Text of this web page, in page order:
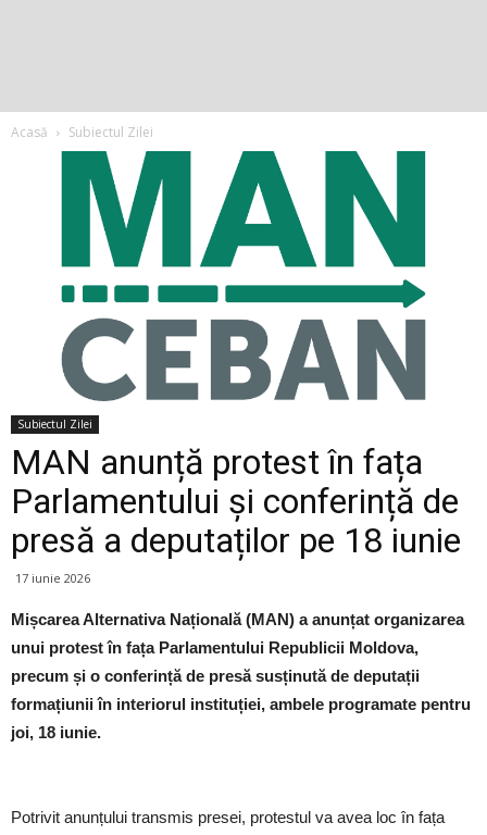
Acasă Subiectul Zilei
Subiectul Zilei
MAN anunță protest în fața
Parlamentului și conferință de
presă a deputaților pe 18 iunie
17 iunie 2026
Mișcarea Alternativa Națională (MAN) a anunțat organizarea
unui protest în fața Parlamentului Republicii Moldova,
precum și o conferință de presă susținută de deputații
formațiunii în interiorul instituției, ambele programate pentru
joi, 18 iunie.
Potrivit anunțului transmis presei, protestul va avea loc în fața